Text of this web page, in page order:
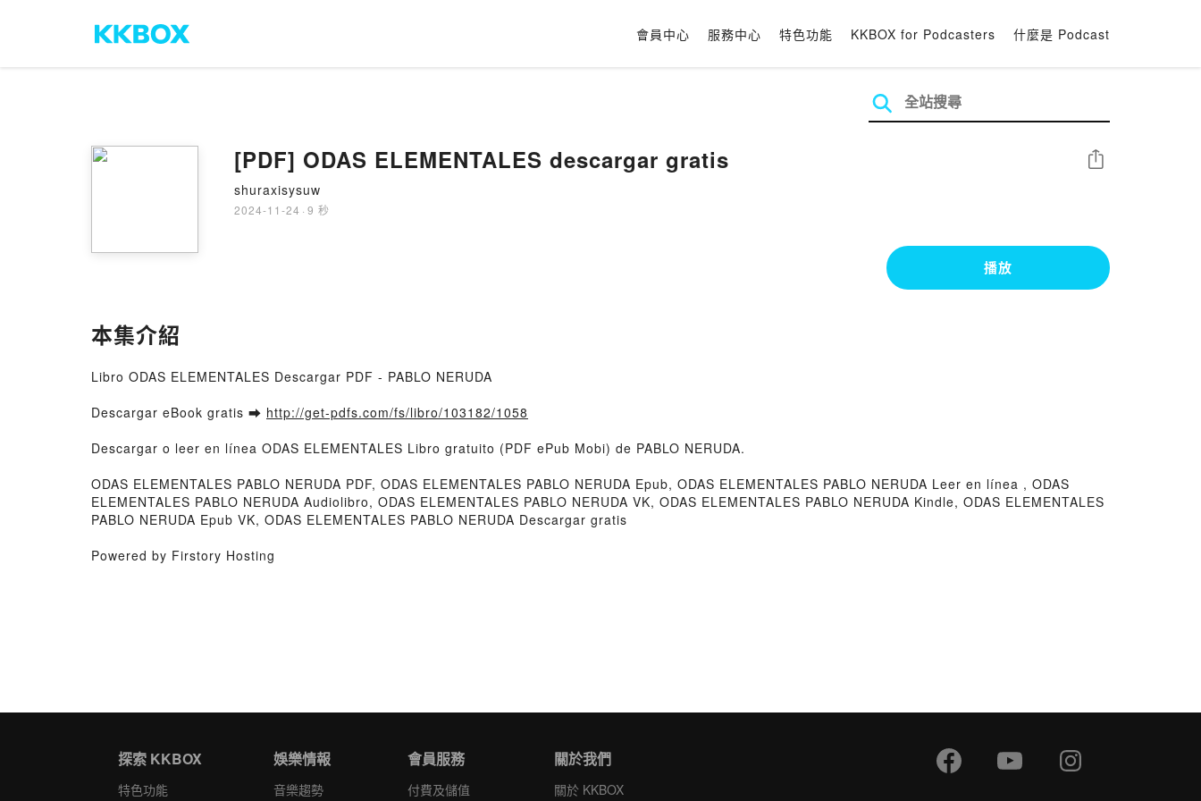
會員中心 服務中心 特色功能 KKBOX for Podcasters 什麼是 Podcast
[PDF] ODAS ELEMENTALES descargar gratis
shuraxisysuw
2024-11-24 · 9 秒
分享
播放
本集介紹
Libro ODAS ELEMENTALES Descargar PDF - PABLO NERUDA
Descargar eBook gratis ➡ http://get-pdfs.com/fs/libro/103182/1058
Descargar o leer en línea ODAS ELEMENTALES Libro gratuito (PDF ePub Mobi) de PABLO NERUDA.
ODAS ELEMENTALES PABLO NERUDA PDF, ODAS ELEMENTALES PABLO NERUDA Epub, ODAS ELEMENTALES PABLO NERUDA Leer en línea , ODAS
ELEMENTALES PABLO NERUDA Audiolibro, ODAS ELEMENTALES PABLO NERUDA VK, ODAS ELEMENTALES PABLO NERUDA Kindle, ODAS ELEMENTALES
PABLO NERUDA Epub VK, ODAS ELEMENTALES PABLO NERUDA Descargar gratis
Powered by Firstory Hosting
探索 KKBOX
特色功能
娛樂情報
音樂趨勢
會員服務
付費及儲值
關於我們
關於 KKBOX